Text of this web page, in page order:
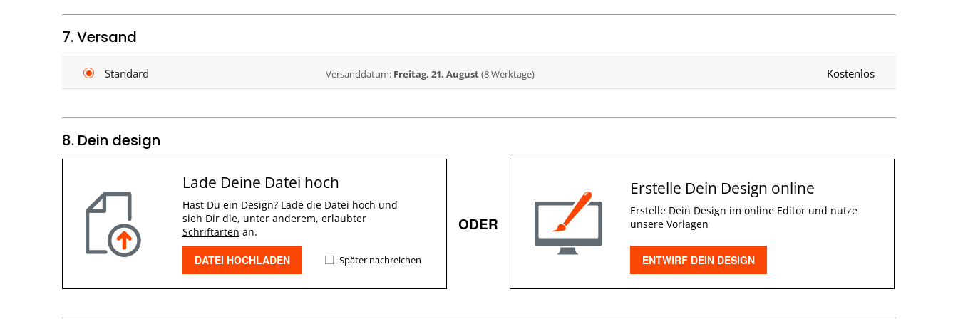
7. Versand
Standard Versanddatum: Freitag, 21. August(8 Werktage) Kostenlos
8. Dein design
Lade Deine Datei hoch
Hast Du ein Design? Lade die Datei hoch und
sieh Dir die, unter anderem, erlaubter
Schriftarten an.
DATEI HOCHLADEN Später nachreichen
ODER
Erstelle Dein Design online
Erstelle Dein Design im online Editor und nutze
unsere Vorlagen
ENTWIRF DEIN DESIGN